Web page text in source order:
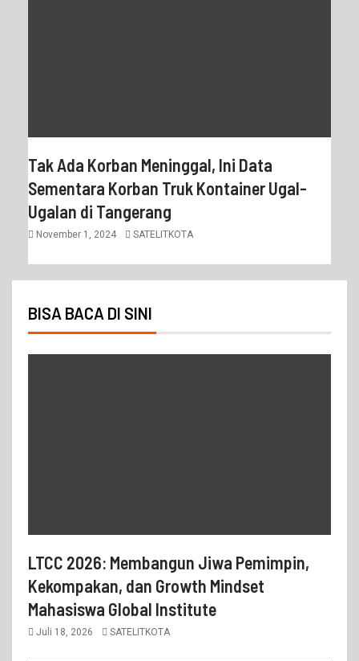
Tak Ada Korban Meninggal, Ini Data
Sementara Korban Truk Kontainer Ugal-
Ugalan di Tangerang
November 1, 2024 SATELITKOTA
BISA BACA DI SINI
LTCC 2026: Membangun Jiwa Pemimpin,
Kekompakan, dan Growth Mindset
Mahasiswa Global Institute
Juli 18, 2026 SATELITKOTA